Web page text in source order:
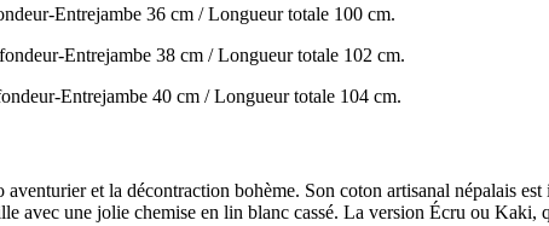
Entrejambe 36 cm / Longueur totale 100 cm.
Entrejambe 38 cm / Longueur totale 102 cm.
Entrejambe 40 cm / Longueur totale 104 cm.
et la décontraction bohème. Son coton artisanal népalais
avec une jolie chemise en lin blanc cassé. La version Écru ou